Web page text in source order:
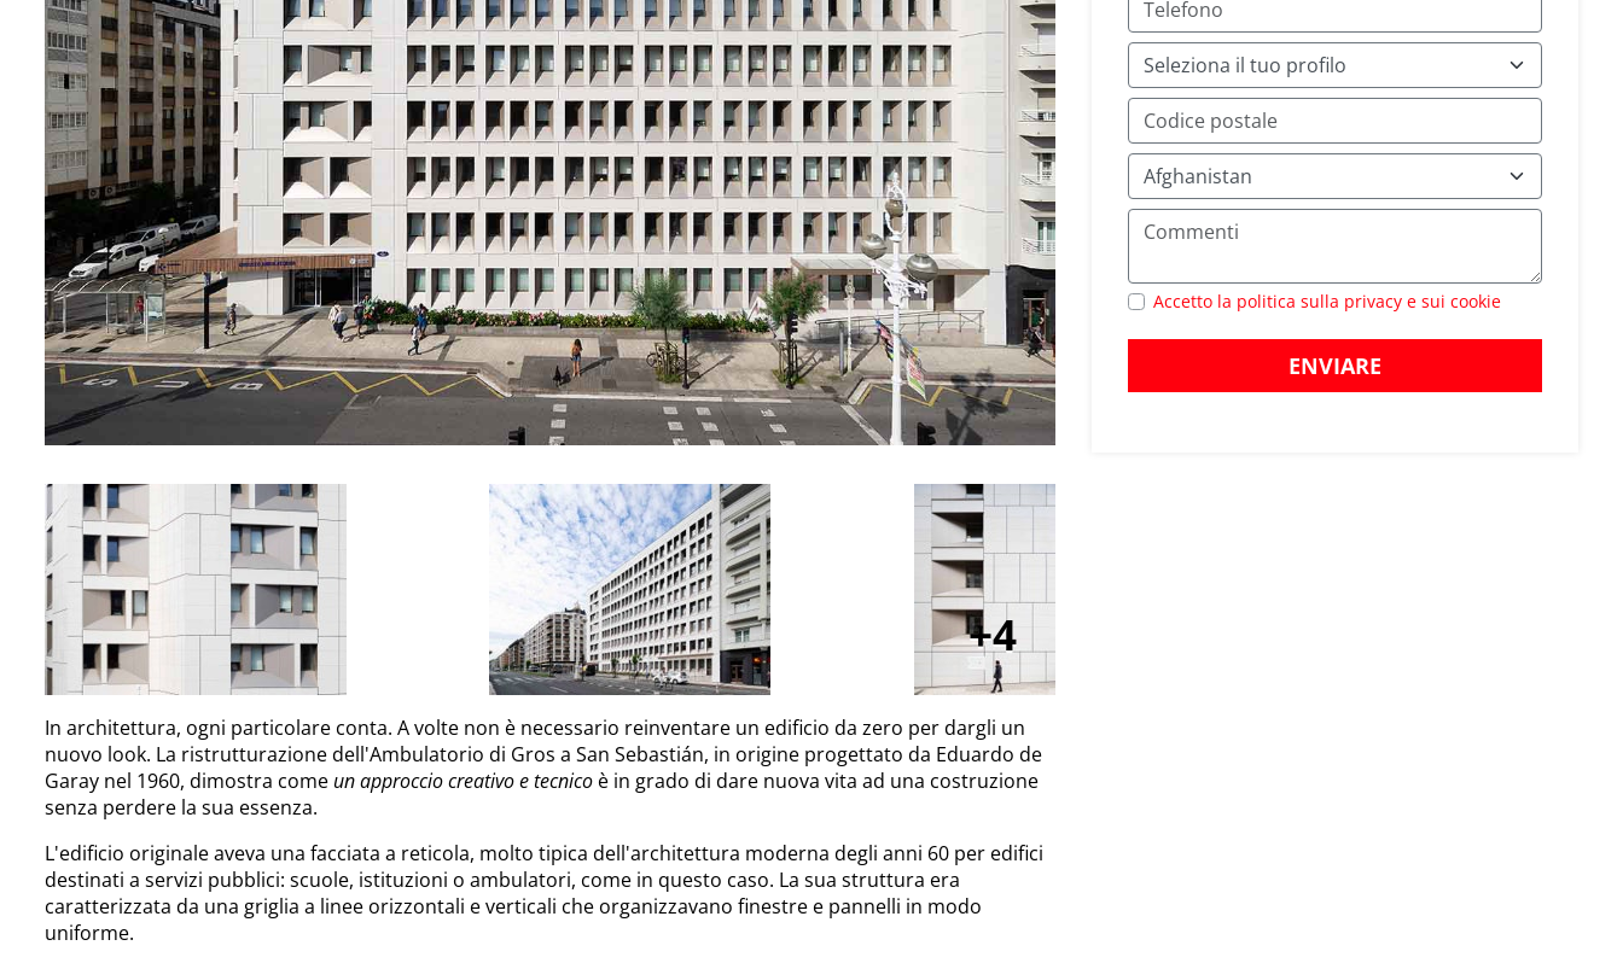
4
In architettura, ogni particolare conta. A volte non è necessario reinventare un edificio da zero per dargli un
nuovo look. La ristrutturazione dell'Ambulatorio di Gros a San Sebastián, in origine progettato da Eduardo de
Garay nel 1960, dimostra come un approccio creativo e tecnico è in grado di dare nuova vita ad una costruzione
senza perdere la sua essenza.
L'edificio originale aveva una facciata a reticola, molto tipica dell'architettura moderna degli anni 60 per edifici
destinati a servizi pubblici: scuole, istituzioni o ambulatori, come in questo caso. La sua struttura era
caratterizzata da una griglia a linee orizzontali e verticali che organizzavano finestre e pannelli in modo
uniforme.
Accetto la politica sulla privacy e sui cookie
ENVIARE